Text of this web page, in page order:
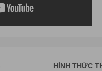
HÌNH THỨC